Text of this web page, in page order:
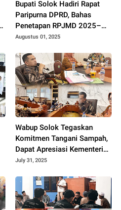
Bupati Solok Hadiri Rapat
Paripurna DPRD, Bahas
Penetapan RPJMD 2025–
2029
Augustus 01, 2025
Wabup Solok Tegaskan
Komitmen Tangani Sampah,
Dapat Apresiasi Kementerian
Lingkungan Hidup.
July 31, 2025